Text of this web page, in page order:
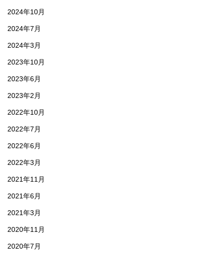
2024年10月
2024年7月
2024年3月
2023年10月
2023年6月
2023年2月
2022年10月
2022年7月
2022年6月
2022年3月
2021年11月
2021年6月
2021年3月
2020年11月
2020年7月